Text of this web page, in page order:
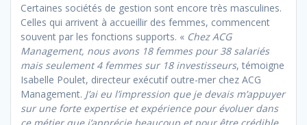
Certaines sociétés de gestion sont encore très masculines.
Celles qui arrivent à accueillir des femmes, commencent
souvent par les fonctions supports. « Chez ACG
Management, nous avons 18 femmes pour 38 salariés
mais seulement 4 femmes sur 18 investisseurs, témoigne
Isabelle Poulet, directeur exécutif outre-mer chez ACG
Management. J’ai eu l’impression que je devais m’appuyer
sur une forte expertise et expérience pour évoluer dans
ce métier que j’apprécie beaucoup et pour être crédible